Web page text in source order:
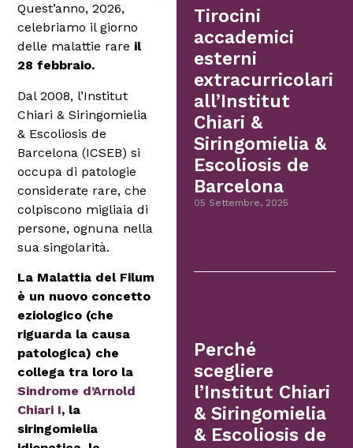
Quest’anno, 2026,
celebriamo il giorno
delle malattie rare il
28 febbraio.
Dal 2008, l’Institut
Chiari & Siringomielia
& Escoliosis de
Barcelona (ICSEB) si
occupa di patologie
considerate rare, che
colpiscono migliaia di
persone, ognuna nella
sua singolarità.
La Malattia del Filum
è un nuovo concetto
eziologico (che
riguarda la causa
patologica) che
collega tra loro la
Sindrome d’Arnold
Chiari I, la
siringomielia
Tirocini
accademici
esterni
extracurricolari
all’Institut
Chiari &
Siringomielia &
Escoliosis de
Barcelona
05 Settembre, 2025
Perché
scegliere
l’Institut Chiari
& Siringomielia
& Escoliosis de